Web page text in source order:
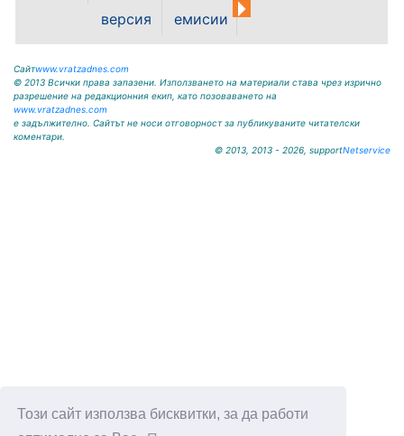
Този сайт използва бисквитки, за да работи
версия
емисии
Сайтwww.vratzadnes.com
© 2013 Всички права запазени. Използването на материали става чрез изрично
разрешение на редакционния екип, като позоваването на
www.vratzadnes.com
е задължително. Сайтът не носи отговорност за публикуваните читателски
коментари.
© 2013, 2013 - 2026, supportNetservice